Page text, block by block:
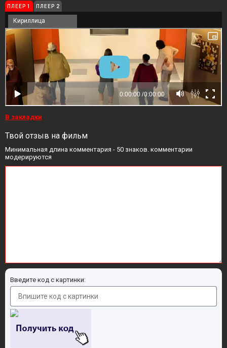
ПЛЕЕР 1 ПЛЕЕР 2
Кириллица
В закладки
Твой отзыв на фильм
Минимальная длина комментария - 50 знаков. комментарии
модерируются
Введите код с картинки: